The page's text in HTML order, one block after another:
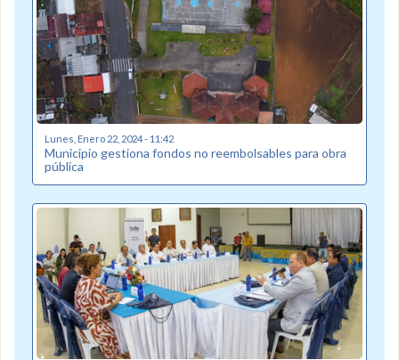
Lunes, Enero 22, 2024 - 11:42
Municipio gestiona fondos no reembolsables para obra
pública